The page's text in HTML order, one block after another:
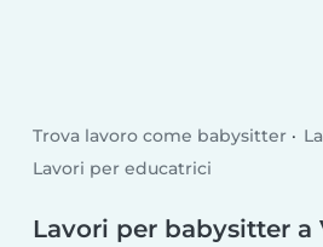
Trova lavoro come babysitter
Lavori per educatrici
Lavori per babysitter a